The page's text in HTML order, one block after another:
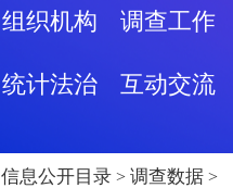
组织机构 调查工作
统计法治 互动交流
信息公开目录 > 调查数据 >